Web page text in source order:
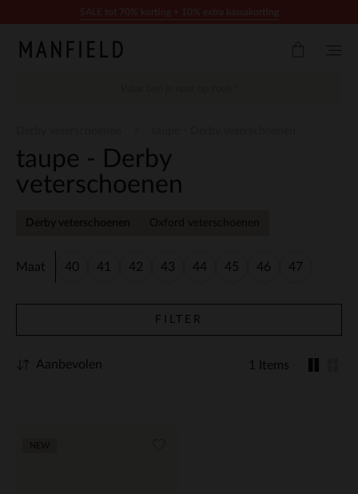
taupe - Derby
veterschoenen
Derby veterschoenen Oxford veterschoenen
Maat 40 41 42 43 44 45 46 47
FILTER
1 Items
Aanbevolen